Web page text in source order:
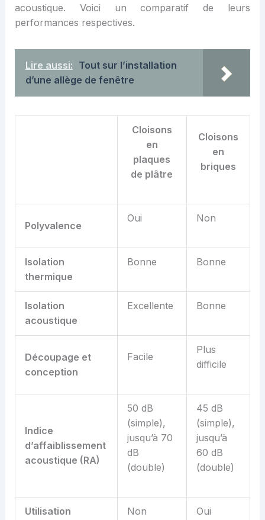
acoustique. Voici un comparatif de leurs
performances respectives.
Lire aussi: Tout sur l’installation
d’une allège de fenêtre
Cloisons
en
plaques
de plâtre
Cloisons
en
briques
Polyvalence
Oui Non
Isolation
thermique
Bonne Bonne
Isolation
acoustique
Excellente Bonne
Découpage et
conception
Facile
Plus
difficile
Indice
d’affaiblissement
acoustique (RA)
50 dB
(simple),
jusqu’à 70
dB
(double)
45 dB
(simple),
jusqu’à
60 dB
(double)
Utilisation
Non Oui